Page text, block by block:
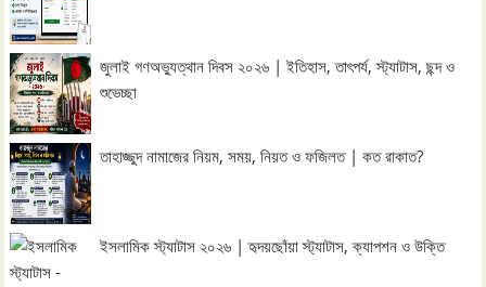
জুলাই গণঅভ্যুত্থান দিবস ২০২৬ | ইতিহাস, তাৎপর্য, স্ট্যাটাস, ছন্দ ও
শুভেচ্ছা
তাহাজ্জুদ নামাজের নিয়ম, সময়, নিয়ত ও ফজিলত | কত রাকাত?
ইসলামিক স্ট্যাটাস ২০২৬ | হৃদয়ছোঁয়া স্ট্যাটাস, ক্যাপশন ও উক্তি